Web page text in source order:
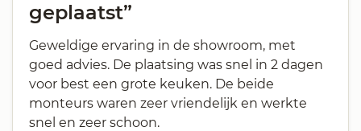
geplaatst”
Geweldige ervaring in de showroom, met
goed advies. De plaatsing was snel in 2 dagen
voor best een grote keuken. De beide
monteurs waren zeer vriendelijk en werkte
snel en zeer schoon.